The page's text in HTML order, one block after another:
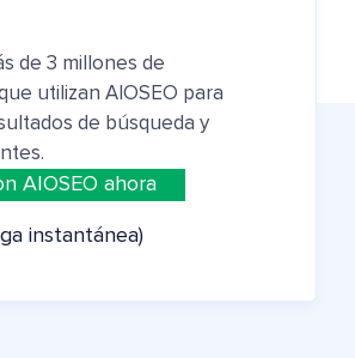
de 3 millones de
utilizan AIOSEO para
de búsqueda y
AIOSEO ahora
instantánea)